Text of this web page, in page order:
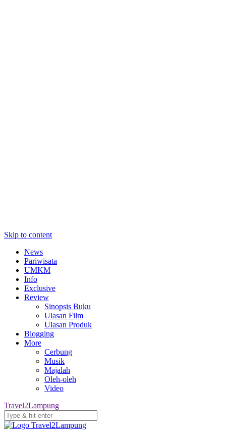
Skip to content
News
Pariwisata
UMKM
Info
Exclusive
Review
Sinopsis Buku
Ulasan Film
Ulasan Produk
Blogging
More
Cerbung
Musik
Majalah
Oleh-oleh
Video
Travel2Lampung